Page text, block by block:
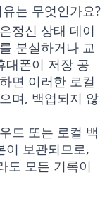
는 무엇인가요?
정신 상태 데이
분실하거나 교
대폰이 저장 공
면 이러한 로컬
며, 백업되지 않
드 또는 로컬 백
이 보관되므로,
도 모든 기록이